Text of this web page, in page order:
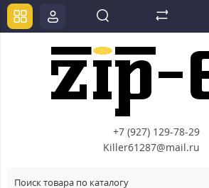
+7 (927) 129-78-29
Killer61287@mail.ru